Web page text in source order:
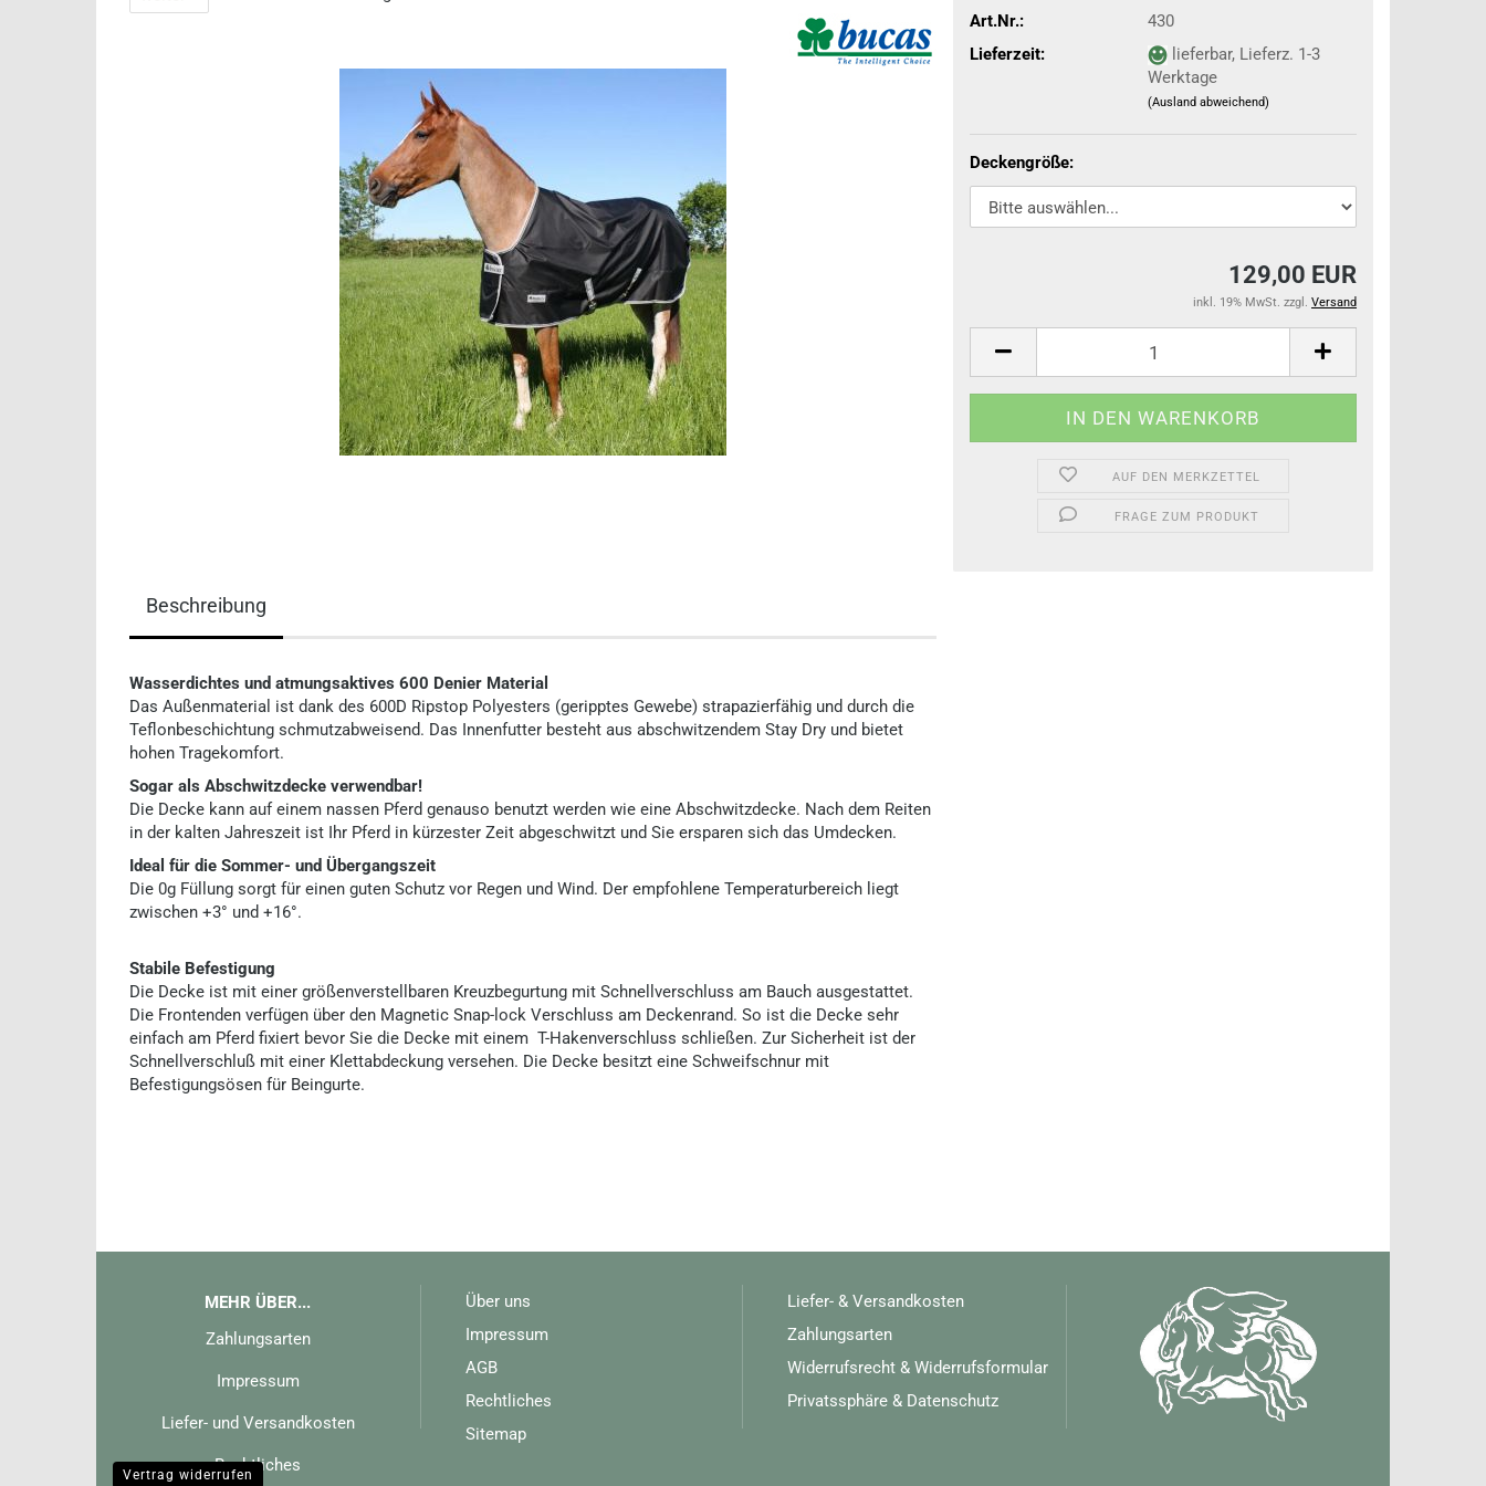
Art.Nr.:
430
Lieferzeit:
lieferbar, Lieferz. 1-3
Werktage
(Ausland abweichend)
Deckengröße:
129,00 EUR
inkl. 19% MwSt. zzgl. Versand
AUF DEN MERKZETTEL
FRAGE ZUM PRODUKT
Beschreibung
Wasserdichtes und atmungsaktives 600 Denier Material
Das Außenmaterial ist dank des 600D Ripstop Polyesters (geripptes Gewebe) strapazierfähig und durch die
Teflonbeschichtung schmutzabweisend. Das Innenfutter besteht aus abschwitzendem Stay Dry und bietet
hohen Tragekomfort.
Sogar als Abschwitzdecke verwendbar!
Die Decke kann auf einem nassen Pferd genauso benutzt werden wie eine Abschwitzdecke. Nach dem Reiten
in der kalten Jahreszeit ist Ihr Pferd in kürzester Zeit abgeschwitzt und Sie ersparen sich das Umdecken.
Ideal für die Sommer- und Übergangszeit
Die 0g Füllung sorgt für einen guten Schutz vor Regen und Wind. Der empfohlene Temperaturbereich liegt
zwischen +3° und +16°.
Stabile Befestigung
Die Decke ist mit einer größenverstellbaren Kreuzbegurtung mit Schnellverschluss am Bauch ausgestattet.
Die Frontenden verfügen über den Magnetic Snap-lock Verschluss am Deckenrand. So ist die Decke sehr
einfach am Pferd fixiert bevor Sie die Decke mit einem T-Hakenverschluss schließen. Zur Sicherheit ist der
Schnellverschluß mit einer Klettabdeckung versehen. Die Decke besitzt eine Schweifschnur mit
Befestigungsösen für Beingurte.
MEHR ÜBER...
Zahlungsarten
Impressum
Liefer- und Versandkosten
Rechtliches
Über uns
Impressum
AGB
Rechtliches
Sitemap
Liefer- & Versandkosten
Zahlungsarten
Widerrufsrecht & Widerrufsformular
Privatssphäre & Datenschutz
Vertrag widerrufen